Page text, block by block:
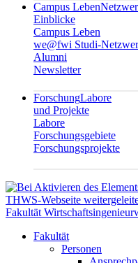
Campus Leben
Einblicke
Campus Leben
we@fwi Studi-
Alumni
Newsletter
ForschungLabore
und Projekte
Labore
Forschungsgebiete
Forschungsprojekte
Fakultät
Fakultät
Personen